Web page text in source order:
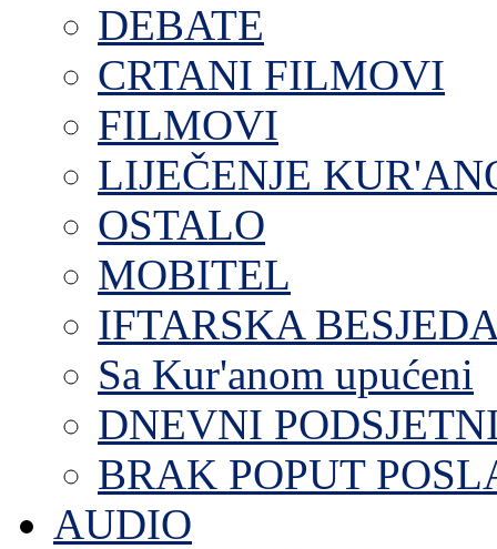
DEBATE
CRTANI FILMOVI
FILMOVI
LIJEČENJE
OSTALO
MOBITEL
IFTARSKA
Sa Kur'anom upućeni
DNEVNI
BRAK POPUT
AUDIO